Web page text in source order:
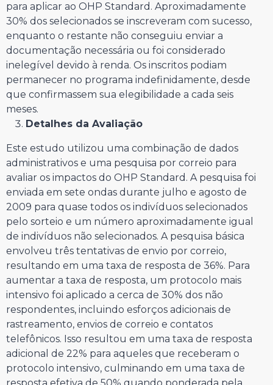
para aplicar ao OHP Standard. Aproximadamente
30% dos selecionados se inscreveram com sucesso,
enquanto o restante não conseguiu enviar a
documentação necessária ou foi considerado
inelegível devido à renda. Os inscritos podiam
permanecer no programa indefinidamente, desde
que confirmassem sua elegibilidade a cada seis
meses.
Detalhes da Avaliação
Este estudo utilizou uma combinação de dados
administrativos e uma pesquisa por correio para
avaliar os impactos do OHP Standard. A pesquisa foi
enviada em sete ondas durante julho e agosto de
2009 para quase todos os indivíduos selecionados
pelo sorteio e um número aproximadamente igual
de indivíduos não selecionados. A pesquisa básica
envolveu três tentativas de envio por correio,
resultando em uma taxa de resposta de 36%. Para
aumentar a taxa de resposta, um protocolo mais
intensivo foi aplicado a cerca de 30% dos não
respondentes, incluindo esforços adicionais de
rastreamento, envios de correio e contatos
telefônicos. Isso resultou em uma taxa de resposta
adicional de 22% para aqueles que receberam o
protocolo intensivo, culminando em uma taxa de